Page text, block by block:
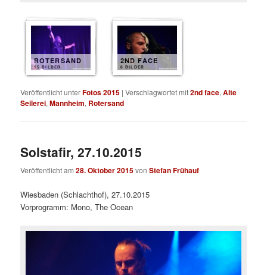
ROTERSAND
15 BILDER
2ND FACE
8 BILDER
Veröffentlicht unterFotos 2015 |Verschlagwortet mit2nd face,Alte
Seilerei,Mannheim, Rotersand
Solstafir, 27.10.2015
Veröffentlicht am28. Oktober 2015vonStefan Frühauf
Wiesbaden (Schlachthof), 27.10.2015
Vorprogramm: Mono, The Ocean